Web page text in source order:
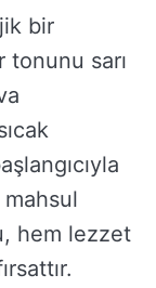
bir
sarı
hem lezzet